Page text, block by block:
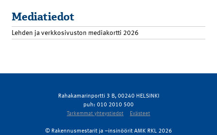
Mediatiedot
Lehden ja verkkosivuston mediakortti 2026
Rahakamarinportti 3 B, 00240 HELSINKI
puh: 010 2010 500
Tarkemmat yhteystiedot Evästeet
© Rakennusmestarit ja –insinöörit AMK RKL 2026